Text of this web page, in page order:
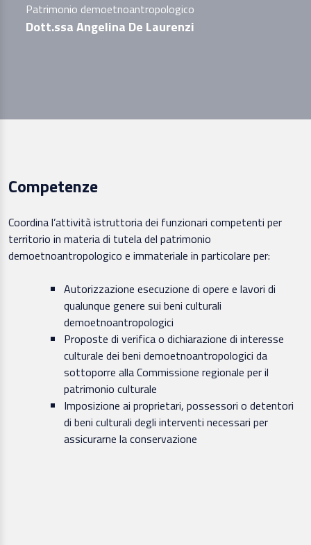
Patrimonio demoetnoantropologico
Dott.ssa Angelina De Laurenzi
Competenze
Coordina l’attività istruttoria dei funzionari competenti per
territorio in materia di tutela del patrimonio
demoetnoantropologico e immateriale in particolare per:
Autorizzazione esecuzione di opere e lavori di
qualunque genere sui beni culturali
demoetnoantropologici
Proposte di verifica o dichiarazione di interesse
culturale dei beni demoetnoantropologici da
sottoporre alla Commissione regionale per il
patrimonio culturale
Imposizione ai proprietari, possessori o detentori
di beni culturali degli interventi necessari per
assicurarne la conservazione